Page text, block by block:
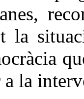
la
a la